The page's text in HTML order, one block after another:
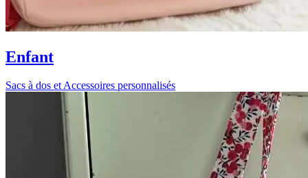
Enfant
Sacs à dos et Accessoires personnalisés